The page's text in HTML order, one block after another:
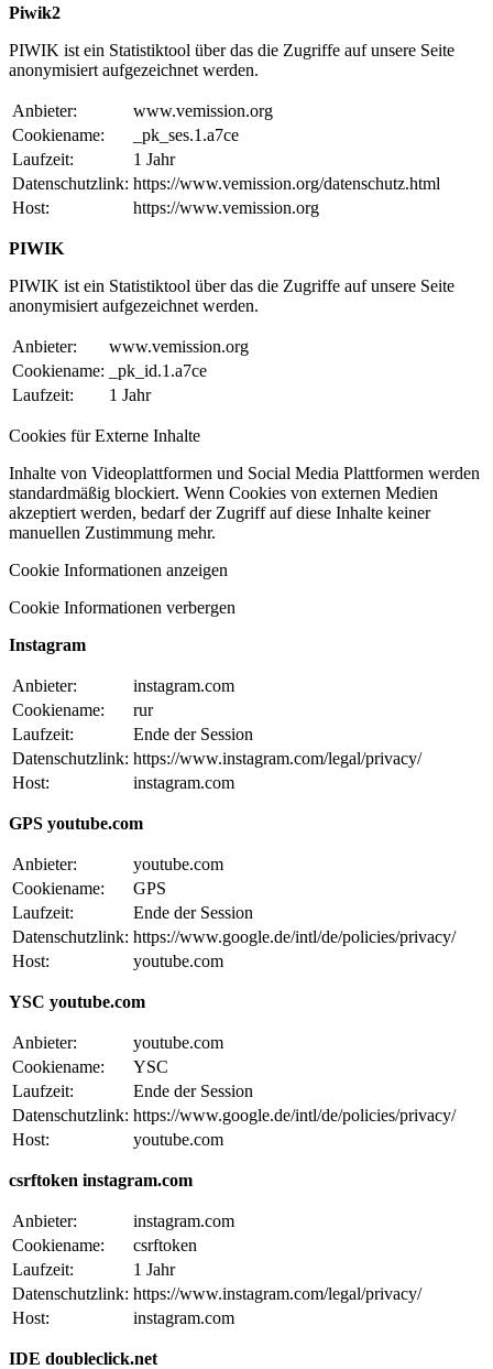
Piwik2
PIWIK ist ein Statistiktool über das die Zugriffe auf unsere Seite
anonymisiert aufgezeichnet werden.
Anbieter:
www.vemission.org
Cookiename:
_pk_ses.1.a7ce
Laufzeit:
1 Jahr
Datenschutzlink: https://www.vemission.org/datenschutz.html
Host:
https://www.vemission.org
PIWIK
PIWIK ist ein Statistiktool über das die Zugriffe auf unsere Seite
anonymisiert aufgezeichnet werden.
Anbieter:
www.vemission.org
Cookiename:
_pk_id.1.a7ce
Laufzeit:
1 Jahr
Cookies für Externe Inhalte
Inhalte von Videoplattformen und Social Media Plattformen werden
standardmäßig blockiert. Wenn Cookies von externen Medien
akzeptiert werden, bedarf der Zugriff auf diese Inhalte keiner
manuellen Zustimmung mehr.
Cookie Informationen anzeigen
Cookie Informationen verbergen
Instagram
Anbieter:
instagram.com
Cookiename:
rur
Laufzeit:
Ende der Session
Datenschutzlink: https://www.instagram.com/legal/privacy/
Host:
instagram.com
GPS youtube.com
Anbieter:
youtube.com
Cookiename:
GPS
Laufzeit:
Ende der Session
Datenschutzlink: https://www.google.de/intl/de/policies/privacy/
Host:
youtube.com
YSC youtube.com
Anbieter:
youtube.com
Cookiename:
YSC
Laufzeit:
Ende der Session
Datenschutzlink: https://www.google.de/intl/de/policies/privacy/
Host:
youtube.com
csrftoken instagram.com
Anbieter:
instagram.com
Cookiename:
csrftoken
Laufzeit:
1 Jahr
Datenschutzlink: https://www.instagram.com/legal/privacy/
Host:
instagram.com
IDE doubleclick.net